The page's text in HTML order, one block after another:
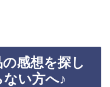
感想を探し
い方へ♪